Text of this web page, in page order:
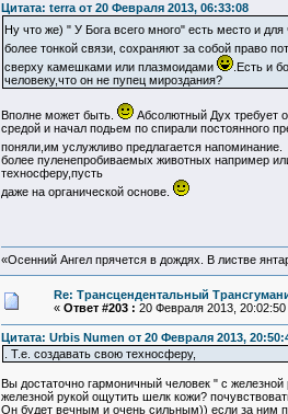
Цитата: terra от 20 Февраля 2013, 06:33:08
Ну что же) " У Бога всего много" есть место и
более тонкой связи, сохраняют за собой право
сверху камешками или плазмоидами
.Есть и
человеку,что он не пупец мироздания?
Вполне может быть.
Абсолютный Дух требует
средой и начал подьем по спирали постоянного
поняли,им услужливо предлагается напоминание.
более пуленепробиваемых животных например
техносферу,пусть
даже на органической основе.
«Осенний Ангел прячется в дождях. В листве
Re: Трансцендентальный
« Ответ #203 : 20 Февраля 2013, 20:02:50
Цитата: Urbis Numen от 20 Февраля 2013,
. Т.е. создавать свою техносферу,
Вы достаточно гармоничный человек " с
железной рукой ощутить шелк кожи?
Он будет вечным и очень сильным)) если за ним